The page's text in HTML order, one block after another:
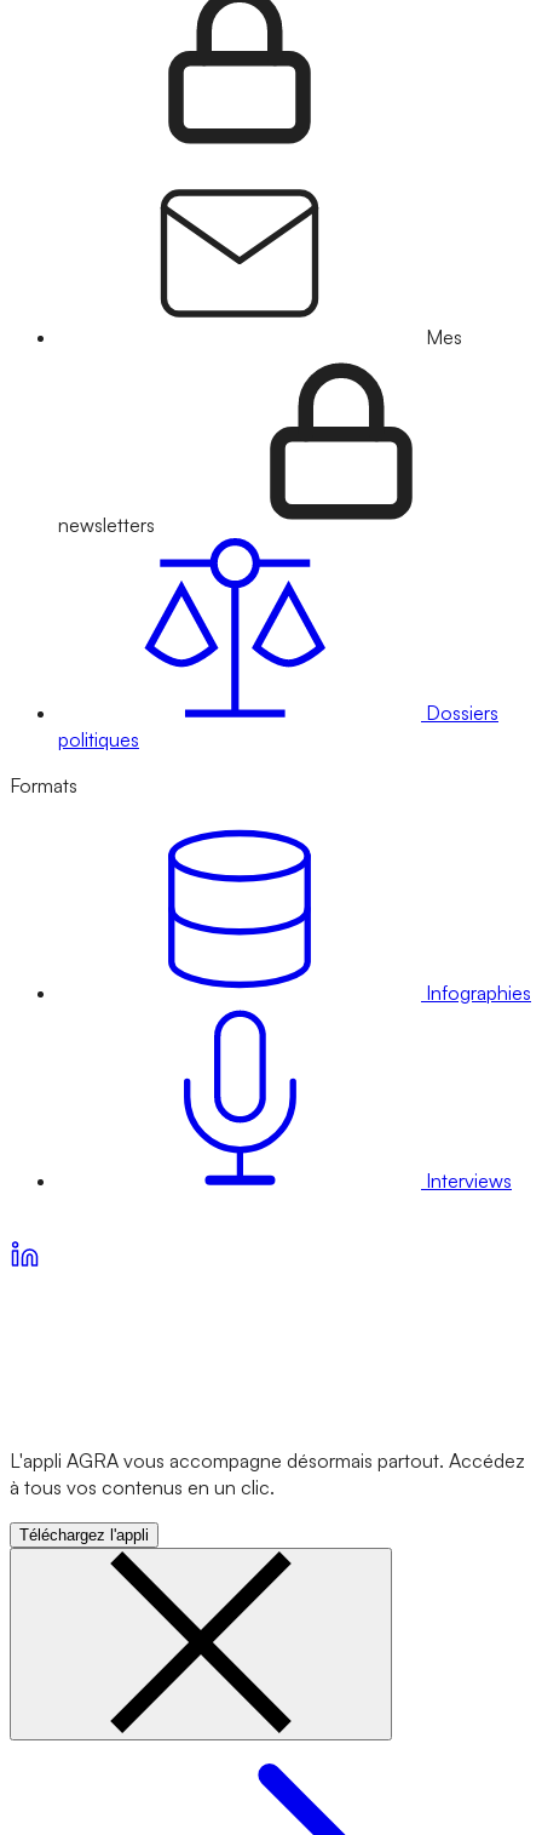
Mes
newsletters
Dossiers
politiques
Formats
Infographies
Interviews
L'appli AGRA vous accompagne désormais partout. Accédez
à tous vos contenus en un clic.
Téléchargez l'appli